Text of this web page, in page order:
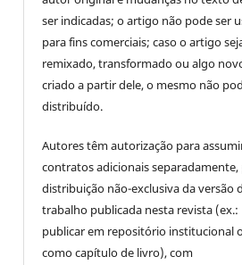
ser indicadas; o artigo não pode ser
para fins comerciais; caso o artigo
remixado, transformado ou algo
criado a partir dele, o mesmo não
distribuído.
Autores têm autorização para
contratos adicionais separadamente,
distribuição não-exclusiva da versão
trabalho publicada nesta revista (ex.:
publicar em repositório institucional
como capítulo de livro), com